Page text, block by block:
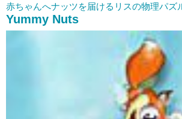
赤ちゃんへナッツを届けるリスの物理パズ
Yummy Nuts